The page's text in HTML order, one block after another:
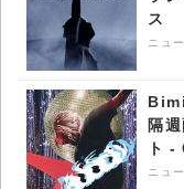
ス
ニュ
隔
ト
ニュ